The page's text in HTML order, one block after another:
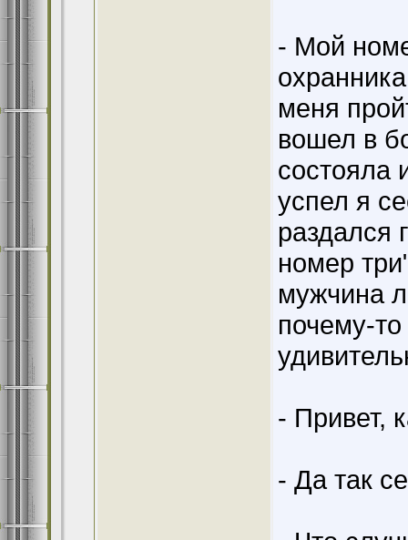
- Мой
меня
вошел в
состояла
успел я
раздался
номер
мужчина
почему-
- Привет,
- Да так